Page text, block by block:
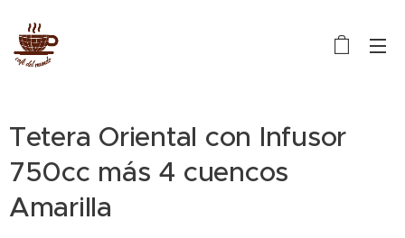
Tetera Oriental con Infusor
750cc más 4 cuencos
Amarilla